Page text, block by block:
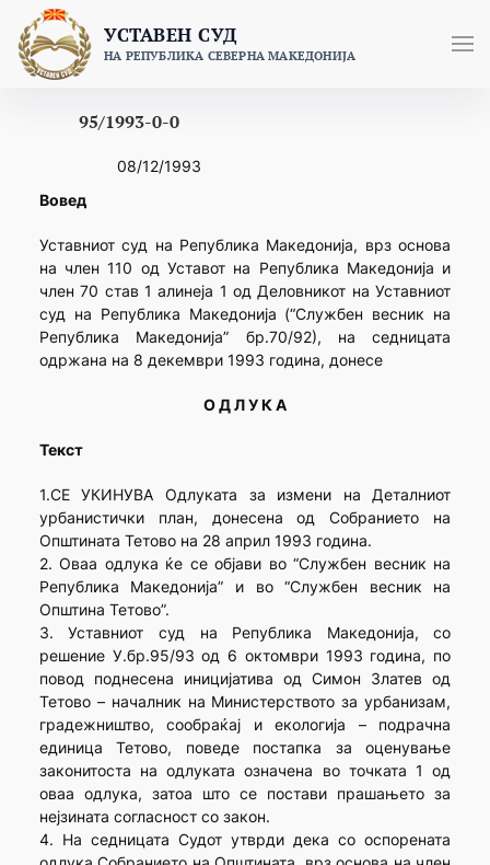
content
УСТАВЕН СУД
НА РЕПУБЛИКА СЕВЕРНА МАКЕДОНИЈА
95/1993-0-0
08/12/1993
Вовед
Уставниот суд на Република Македонија, врз основа
на член 110 од Уставот на Република Македонија и
член 70 став 1 алинеја 1 од Деловникот на Уставниот
суд на Република Македонија (“Службен весник на
Република Македонија” бр.70/92), на седницата
одржана на 8 декември 1993 година, донесе
О Д Л У К А
Текст
1.СЕ УКИНУВА Одлуката за измени на Деталниот
урбанистички план, донесена од Собранието на
Општината Тетово на 28 април 1993 година.
2. Оваа одлука ќе се објави во “Службен весник на
Република Македонија” и во “Службен весник на
Општина Тетово”.
3. Уставниот суд на Република Македонија, со
решение У.бр.95/93 од 6 октомври 1993 година, по
повод поднесена иницијатива од Симон Златев од
Тетово – началник на Министерството за урбанизам,
градежништво, сообраќај и екологија – подрачна
единица Тетово, поведе постапка за оценување
законитоста на одлуката означена во точката 1 од
оваа одлука, затоа што се постави прашањето за
нејзината согласност со закон.
4. На седницата Судот утврди дека со оспорената